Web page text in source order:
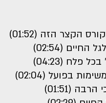
הקצר הזה (01:52)
(02:54)
פלח (04:23)
בפועל (02:04)
(01:51)